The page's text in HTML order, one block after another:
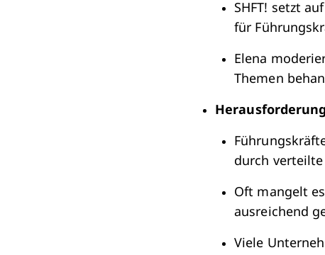
SHFT! setzt
für
Elena
Themen
durch verteilte
Oft mangelt
ausreichend
Viele